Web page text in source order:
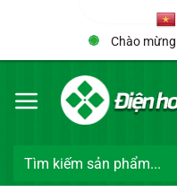
Chào
Tìm